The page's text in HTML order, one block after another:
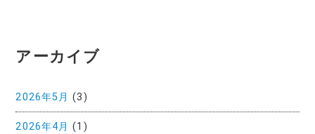
アーカイブ
2026年5月 (3)
2026年4月 (1)